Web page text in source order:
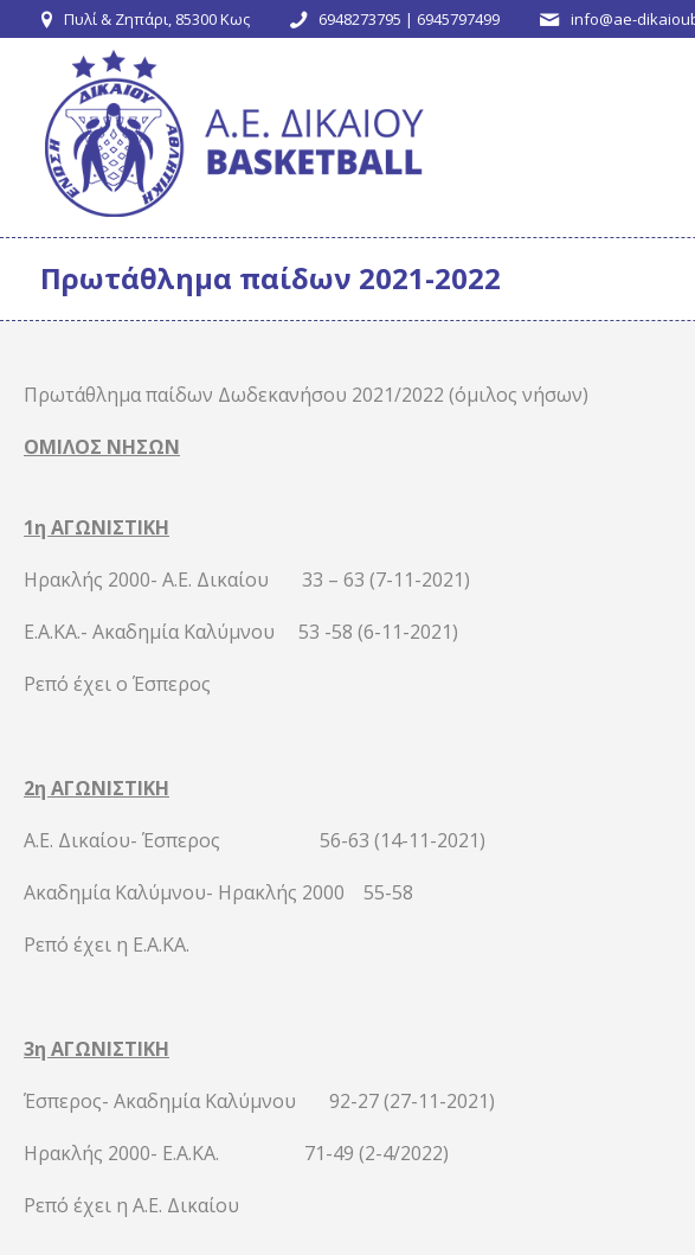
Πυλί & Ζηπάρι, 85300 Κως 6948273795 | 6945797499 info@ae-
Πρωτάθλημα παίδων 2021-2022
Πρωτάθλημα παίδων Δωδεκανήσου 2021/2022 (όμιλος νήσων)
ΟΜΙΛΟΣ ΝΗΣΩΝ
1η ΑΓΩΝΙΣΤΙΚΗ
Ηρακλής 2000- Α.Ε. Δικαίου 33 – 63 (7-11-2021)
Ε.Α.ΚΑ.- Ακαδημία Καλύμνου 53 -58 (6-11-2021)
Ρεπό έχει ο Έσπερος
2η ΑΓΩΝΙΣΤΙΚΗ
Α.Ε. Δικαίου- Έσπερος 56-63 (14-11-2021)
Ακαδημία Καλύμνου- Ηρακλής 2000 55-58
Ρεπό έχει η Ε.Α.ΚΑ.
3η ΑΓΩΝΙΣΤΙΚΗ
Έσπερος- Ακαδημία Καλύμνου 92-27 (27-11-2021)
Ηρακλής 2000- Ε.Α.ΚΑ. 71-49 (2-4/2022)
Ρεπό έχει η Α.Ε. Δικαίου